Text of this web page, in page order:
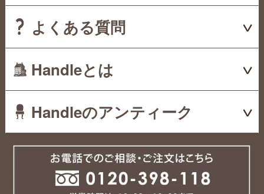
よくある質問
Handleとは
Handleのアンティーク